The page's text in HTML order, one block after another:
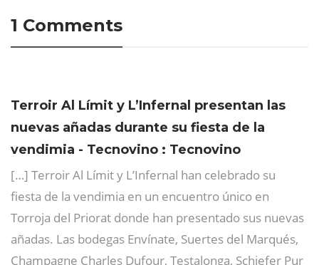
1 Comments
Terroir Al Límit y L’Infernal presentan las
nuevas añadas durante su fiesta de la
vendimia - Tecnovino : Tecnovino
[…] Terroir Al Límit y L’Infernal han celebrado su
fiesta de la vendimia en un encuentro único en
Torroja del Priorat donde han presentado sus nuevas
añadas. Las bodegas Envínate, Suertes del Marqués,
Champagne Charles Dufour, Testalonga, Schiefer Pur